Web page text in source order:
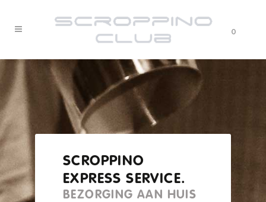
0
SCROPPINO
EXPRESS SERVICE.
BEZORGING AAN HUIS